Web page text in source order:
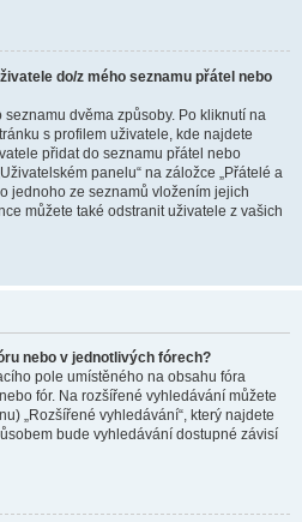
do/z mého seznamu přátel nebo
dvěma způsoby. Po kliknutí na
s profilem uživatele, kde najdete
přidat do seznamu přátel nebo
panelu“ na záložce „Přátelé a
jednoho ze seznamů vložením jejich
můžete také odstranit uživatele z vašich
nebo v jednotlivých fórech?
pole umístěného na obsahu fóra
fór. Na rozšířené vyhledávání můžete
„Rozšířené vyhledávání“, který najdete
bude vyhledávání dostupné závisí